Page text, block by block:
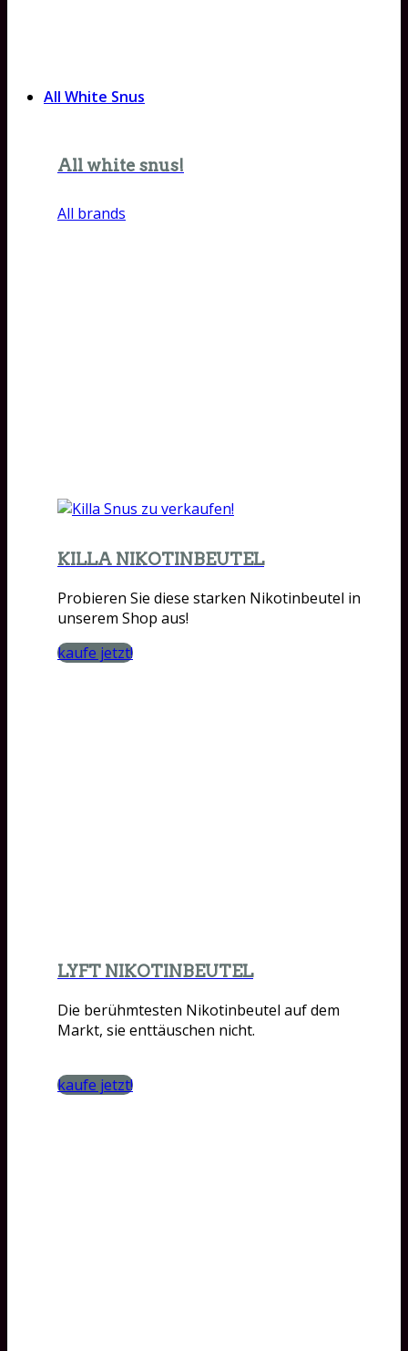
All White Snus
All white snus!
All brands
KILLA NIKOTINBEUTEL
Probieren Sie diese starken Nikotinbeutel in
unserem Shop aus!
kaufe jetzt!
LYFT NIKOTINBEUTEL
Die berühmtesten Nikotinbeutel auf dem
Markt, sie enttäuschen nicht.
kaufe jetzt!